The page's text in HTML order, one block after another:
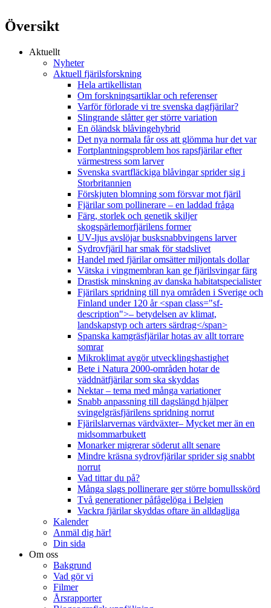
Översikt
Aktuellt
Nyheter
Aktuell fjärilsforskning
Hela artikellistan
Om forskningsartiklar och referenser
Varför förlorade vi tre svenska dagfjärilar?
Slingrande slåtter ger större variation
En öländsk blåvingehybrid
Det nya normala får oss att glömma hur det var
Fortplantningsproblem hos rapsfjärilar efter
värmestress som larver
Svenska svartfläckiga blåvingar sprider sig i
Storbritannien
Förskjuten blomning som försvar mot fjäril
Fjärilar som pollinerare – en laddad fråga
Färg, storlek och genetik skiljer
skogspärlemorfjärilens former
UV-ljus avslöjar busksnabbvingens larver
Sydrovfjäril har smak för stadslivet
Handel med fjärilar omsätter miljontals dollar
Vätska i vingmembran kan ge fjärilsvingar färg
Drastisk minskning av danska habitatspecialister
Fjärilars spridning till nya områden i Sverige och
Finland under 120 år <span class="sf-
description">– betydelsen av klimat,
landskapstyp och arters särdrag</span>
Spanska kamgräsfjärilar hotas av allt torrare
somrar
Mikroklimat avgör utvecklingshastighet
Bete i Natura 2000-områden hotar de
väddnätfjärilar som ska skyddas
Nektar – tema med många variationer
Snabb anpassning till dagslängd hjälper
svingelgräsfjärilens spridning norrut
Fjärilslarvernas värdväxter– Mycket mer än en
midsommarbukett
Monarker migrerar söderut allt senare
Mindre kräsna sydrovfjärilar sprider sig snabbt
norrut
Vad tittar du på?
Många slags pollinerare ger större bomullsskörd
Två generationer påfågelöga i Belgien
Vackra fjärilar skyddas oftare än alldagliga
Kalender
Anmäl dig här!
Din sida
Om oss
Bakgrund
Vad gör vi
Filmer
Årsrapporter